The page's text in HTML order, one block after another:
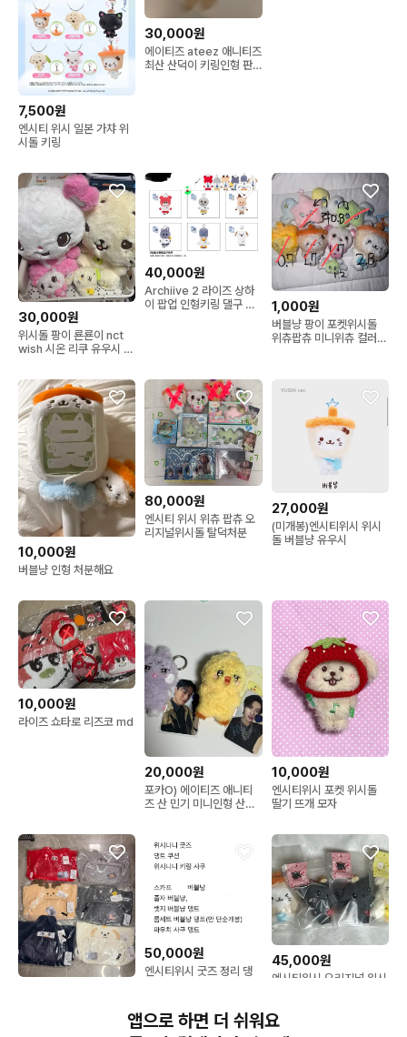
7,500원
엔시티 위시 일본 가챠 위
시돌 키링
30,000원
에이티즈 ateez 애니티즈
최산 산덕이 키링인형 판
30,000원
위시돌 팡이 룐룐이 nct
wish 시온 리쿠 유우시 재
40,000원
Archiive 2 라이즈 상하
이 팝업 인형키링 댈구 받
1,000원
버블냥 팡이 포켓위시돌
위츄팝츄 미니위츄 컬러버
10,000원
버블냥 인형 처분해요
80,000원
엔시티 위시 위츄 팝츄 오
리지널위시돌 탈덕처분
27,000원
(미개봉)엔시티위시 위시
돌 버블냥 유우시
10,000원
라이즈 쇼타로 리즈코 md
20,000원
포카O) 에이티즈 애니티
즈 산 민기 미니인형 산덕
10,000원
엔시티위시 포켓 위시돌
딸기 뜨개 모자
50,000원
엔시티위시 굿즈 정리 댕
45,000원
엔시티위시 오리지널 위시
앱으로 하면 더 쉬워요